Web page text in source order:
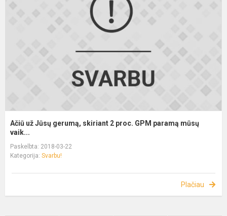
Ačiū už Jūsų gerumą, skiriant 2 proc. GPM paramą mūsų
vaik...
Paskelbta: 2018-03-22
Kategorija: Svarbu!
Plačiau